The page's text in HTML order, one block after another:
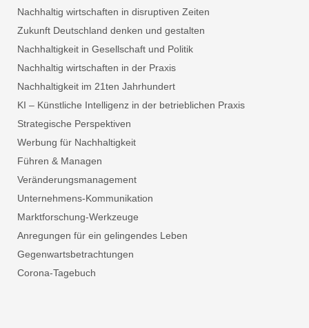
Nachhaltig wirtschaften in disruptiven Zeiten
Zukunft Deutschland denken und gestalten
Nachhaltigkeit in Gesellschaft und Politik
Nachhaltig wirtschaften in der Praxis
Nachhaltigkeit im 21ten Jahrhundert
KI – Künstliche Intelligenz in der betrieblichen Praxis
Strategische Perspektiven
Werbung für Nachhaltigkeit
Führen & Managen
Veränderungsmanagement
Unternehmens-Kommunikation
Marktforschung-Werkzeuge
Anregungen für ein gelingendes Leben
Gegenwartsbetrachtungen
Corona-Tagebuch